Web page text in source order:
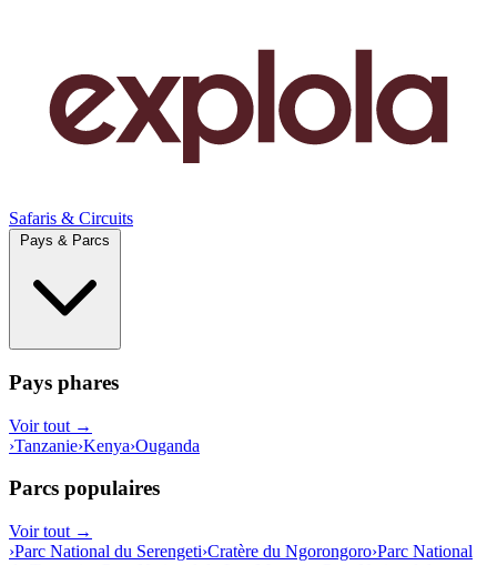
Safaris & Circuits
Pays phares
Voir tout →
›Tanzanie›Kenya›Ouganda
Parcs populaires
Voir tout →
›Parc National du Serengeti›Cratère du Ngorongoro›Parc National